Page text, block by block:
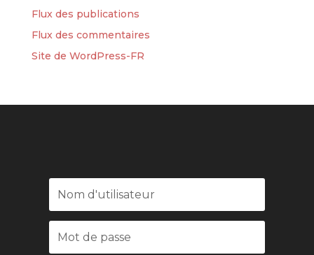
Flux des publications
Flux des commentaires
Site de WordPress-FR